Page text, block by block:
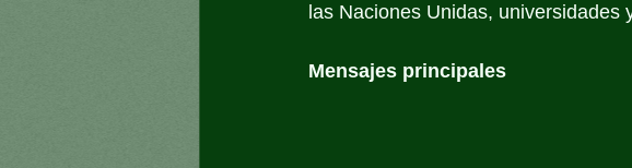
las Naciones Unidas,
Mensajes principales